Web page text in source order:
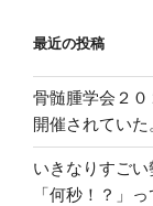
ョ
ン
最近の投稿
骨髄腫学会２
開催されていた
いきなりすご
「何秒！？」